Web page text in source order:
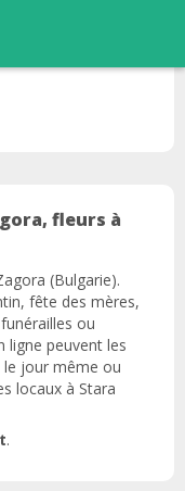
fleurs à
(Bulgarie).
fête des mères,
ou
ligne peuvent les
le jour même ou
locaux à Stara
.